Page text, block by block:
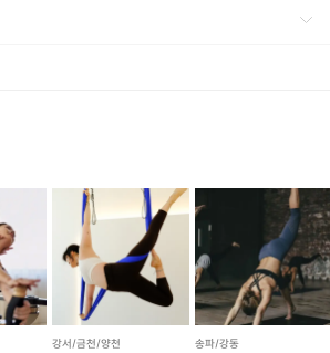
머 하나로 100가지가 넘는 동작을
과 균형 감각을 기를 수 있습니다.
은 캐포머라고 합니다~~
많은데요~~
서는
니다~^^강서/금천/양천 송파/강동